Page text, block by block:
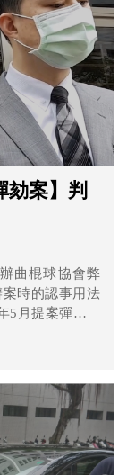
劾案】判
曲棍球協會弊
時的認事用法
5月提案彈劾，
定陳隆翔檢察